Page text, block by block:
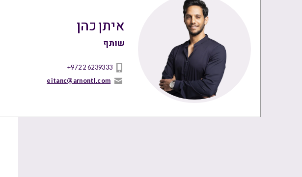
איתן כהן
שותף
+972 2 6239333
eitanc@arnontl.com